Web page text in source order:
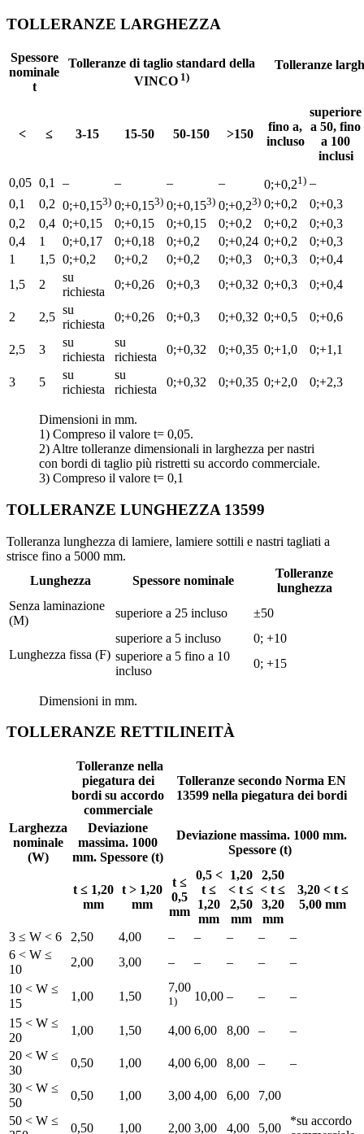
TOLLERANZE LARGHEZZA
Spessore
nominale
t
Tolleranze di taglio standard della
VINCO 1)
Tolleranze
< ≤ 3-15 15-50 50-150 >150
fino a,
incluso
superiore
a 50, fino
a 100
inclusi
0,05 0,1 – – – – 0;+0,21) –
0,1
0,2 0;+0,153) 0;+0,153) 0;+0,153) 0;+0,23) 0;+0,2
0;+0,3
0,2
0,4 0;+0,15 0;+0,15 0;+0,15 0;+0,2 0;+0,2
0;+0,3
0,4
1 0;+0,17 0;+0,18 0;+0,2 0;+0,24 0;+0,2
0;+0,3
1
1,5 0;+0,2 0;+0,2 0;+0,2 0;+0,3 0;+0,3
0;+0,4
1,5
2
su
richiesta
0;+0,26 0;+0,3 0;+0,32 0;+0,3 0;+0,4
2 2,5
su
richiesta
0;+0,26 0;+0,3 0;+0,32 0;+0,5 0;+0,6
2,5 3
su
richiesta
su
richiesta
0;+0,32 0;+0,35 0;+1,0 0;+1,1
3 5
su
richiesta
su
richiesta
0;+0,32 0;+0,35 0;+2,0 0;+2,3
Dimensioni in mm.
1) Compreso il valore t= 0,05.
2) Altre tolleranze dimensionali in larghezza per nastri
con bordi di taglio più ristretti su accordo commerciale.
3) Compreso il valore t= 0,1
TOLLERANZE LUNGHEZZA 13599
Tolleranza lunghezza di lamiere, lamiere sottili e nastri tagliati a
strisce fino a 5000 mm.
Lunghezza
Spessore nominale
Tolleranze
lunghezza
Senza laminazione
(M)
superiore a 25 incluso ±50
Lunghezza fissa (F)
superiore a 5 incluso
0; +10
superiore a 5 fino a 10
incluso
0; +15
Dimensioni in mm.
TOLLERANZE RETTILINEITÀ
Larghezza
nominale
(W)
Tolleranze nella
piegatura dei
bordi su accordo
commerciale
Tolleranze secondo Norma EN
13599 nella piegatura dei bordi
Deviazione
massima. 1000
mm. Spessore (t)
Deviazione massima. 1000 mm.
Spessore (t)
t ≤ 1,20
mm
t > 1,20
mm
t ≤
0,5
mm
0,5 <
t ≤
1,20
mm
1,20
< t ≤
2,50
mm
2,50
< t ≤
3,20
mm
3,20 < t ≤
5,00 mm
3 ≤ W < 6 2,50 4,00 – – – –
–
6 < W ≤
10
2,00 3,00 – – – –
–
10 < W ≤
15
1,00 1,50
7,00
1) 10,00 – –
–
15 < W ≤
20
1,00 1,50 4,00 6,00 8,00 –
–
20 < W ≤
30
0,50 1,00 4,00 6,00 8,00 –
–
30 < W ≤
50
0,50 1,00 3,00 4,00 6,00
7,00
*su accordo
50 < W ≤
0,50 1,00 2,00 3,00 4,00 5,00